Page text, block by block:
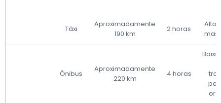
Táxi
Aproximadamente
190 km
2 horas
Alto
mas
Ônibus
Aproximadamente
220 km
4 horas